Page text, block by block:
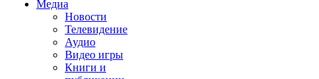
Медиа
Новости
Телевидение
Аудио
Видео игры
Книги и